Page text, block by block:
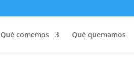
Qué comemos Qué quemamos